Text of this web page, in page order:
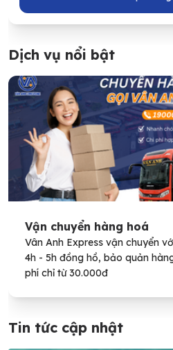
Dịch vụ nổi bật
Vận chuyển hàng hoá
Vân Anh Express vận chuyển
4h - 5h đồng hồ, bảo quản
phí chỉ từ 30.000đ
Tin tức cập nhật